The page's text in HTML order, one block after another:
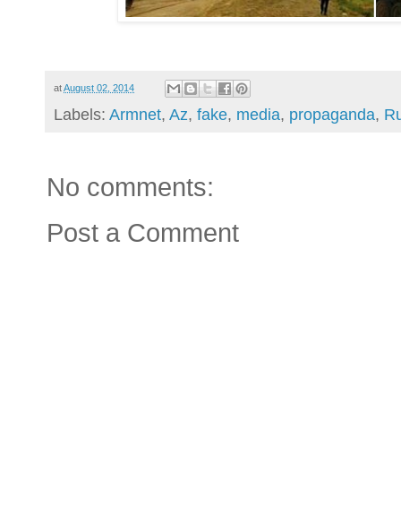
atAugust 02, 2014
Labels: Armnet, Az, fake, media, propaganda,
No comments:
Post a Comment